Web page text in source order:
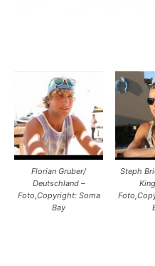
Florian Gruber/
Deutschland –
Foto,Copyright: Soma
Bay
Steph